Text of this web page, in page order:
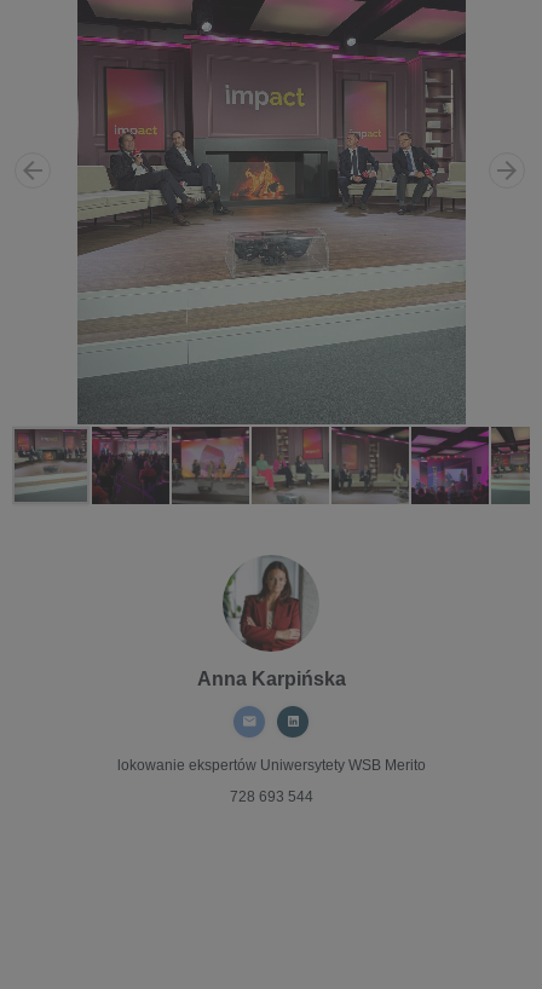
Anna Karpińska
lokowanie ekspertówUniwersytety WSB Merito
728 693 544